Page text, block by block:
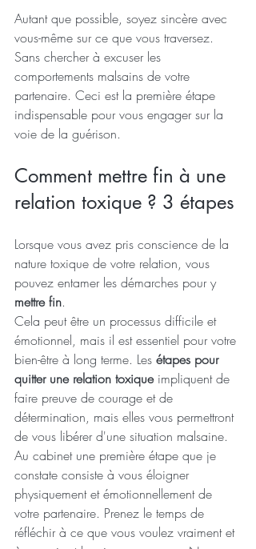
Autant que possible, soyez sincère avec
vous-même sur ce que vous traversez.
Sans chercher à excuser les
comportements malsains de votre
partenaire. Ceci est la première étape
indispensable pour vous engager sur la
voie de la guérison.
Comment mettre fin à une
relation toxique ? 3 étapes
Lorsque vous avez pris conscience de la
nature toxique de votre relation, vous
pouvez entamer les démarches pour y
mettre fin.
Cela peut être un processus difficile et
émotionnel, mais il est essentiel pour votre
bien-être à long terme. Les étapes pour
quitter une relation toxique impliquent de
faire preuve de courage et de
détermination, mais elles vous permettront
de vous libérer d'une situation malsaine.
Au cabinet une première étape que je
constate consiste à vous éloigner
physiquement et émotionnellement de
votre partenaire. Prenez le temps de
réfléchir à ce que vous voulez vraiment et